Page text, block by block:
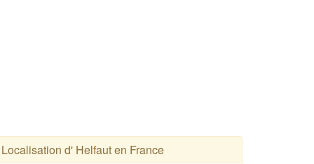
Localisation d' Helfaut en France